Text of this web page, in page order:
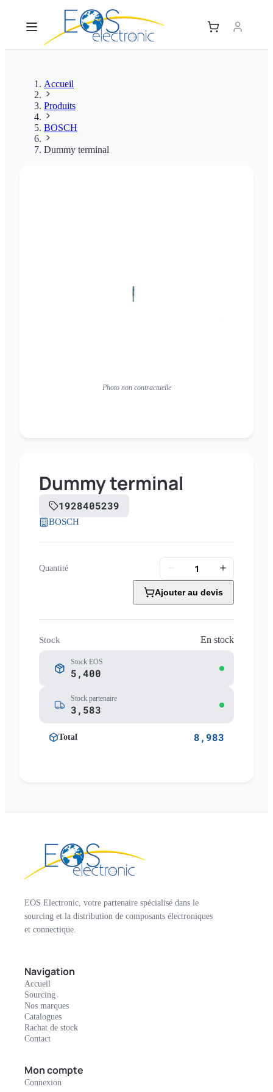
Accueil
Produits
BOSCH
Dummy terminal
Photo non contractuelle
Dummy terminal
1928405239
BOSCH
Quantité
Ajouter au devis
Stock En stock
Stock EOS
5,400
Stock partenaire
3,583
Total 8,983
EOS Electronic, votre partenaire spécialisé dans le
sourcing et la distribution de composants électroniques
et connectique.
Navigation
Accueil
Sourcing
Nos marques
Catalogues
Rachat de stock
Contact
Mon compte
Connexion